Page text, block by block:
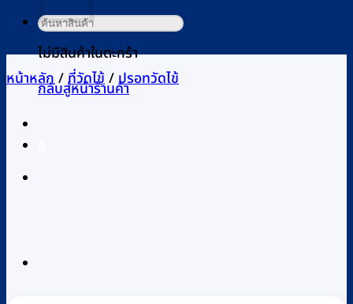
ไม่มีสินค้าในตะกร้า
กลับสู่หน้าร้านค้า
ค้นหา:
หน้าหลัก/ที่วัดไข้/ปรอทวัดไข้